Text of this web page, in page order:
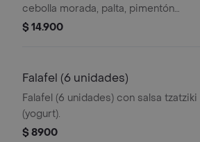
cebolla morada, palta, pimentón
rojoverde, ají verde, pepino, limón de
toque perfumado de hojas de cilantro.
$ 14.900
Falafel (6 unidades)
Falafel (6 unidades) con salsa tzatziki
(yogurt).
$ 8900